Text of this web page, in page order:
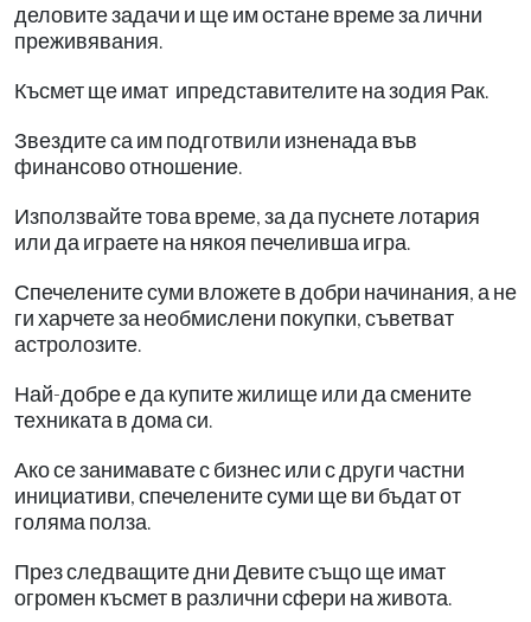
деловите задачи и ще им остане време за лични
преживявания.
Късмет ще имат ипредставителите на зодия Рак.
Звездите са им подготвили изненада във
финансово отношение.
Използвайте това време, за да пуснете лотария
или да играете на някоя печеливша игра.
Спечелените суми вложете в добри начинания, а не
ги харчете за необмислени покупки, съветват
астролозите.
Най-добре е да купите жилище или да смените
техниката в дома си.
Ако се занимавате с бизнес или с други частни
инициативи, спечелените суми ще ви бъдат от
голяма полза.
През следващите дни Девите също ще имат
огромен късмет в различни сфери на живота.